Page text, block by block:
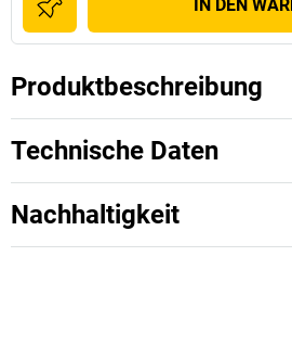
IN DEN
Produktbeschreibung
Technische Daten
Nachhaltigkeit